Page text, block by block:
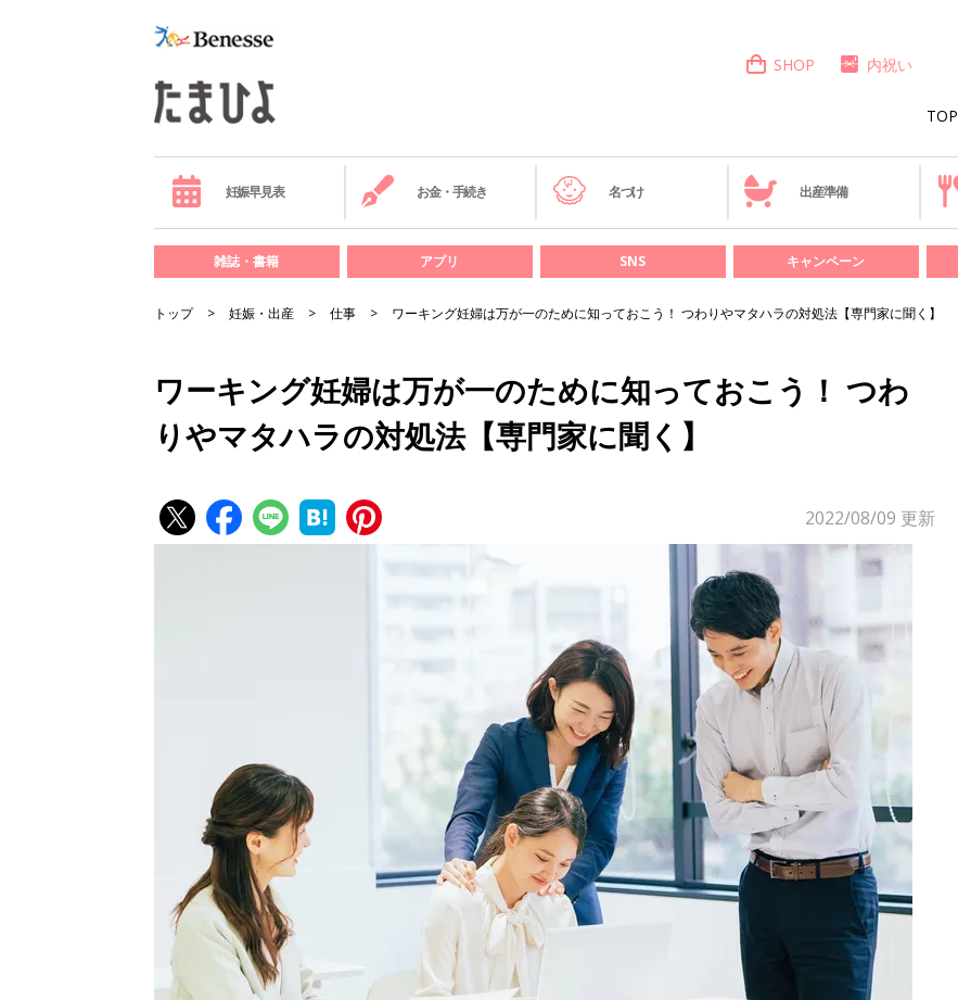
TOP
SHOP 内祝い
妊娠早見表 お金・手続き 名づけ 出産準備
雑誌・書籍 アプリ SNS キャンペーン
トップ 妊娠・出産 仕事 ワーキング妊婦は万が一のために知っておこう！ つわりやマタハラの対処法【専門家に聞く】
ワーキング妊婦は万が一のために知っておこう！ つわ
りやマタハラの対処法【専門家に聞く】
2022/08/09 更新